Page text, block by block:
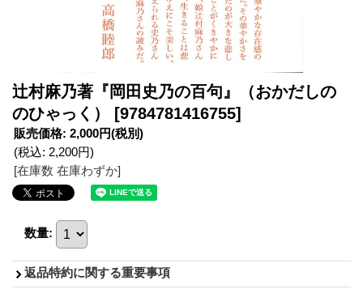
辻村麻乃著『岡田史乃の百句』（おかだしの
のひゃっく）
[9784781416755]
販売価格: 2,000円(税別)
(税込: 2,200円)
[在庫数 在庫わずか]
数量:
返品特約に関する重要事項